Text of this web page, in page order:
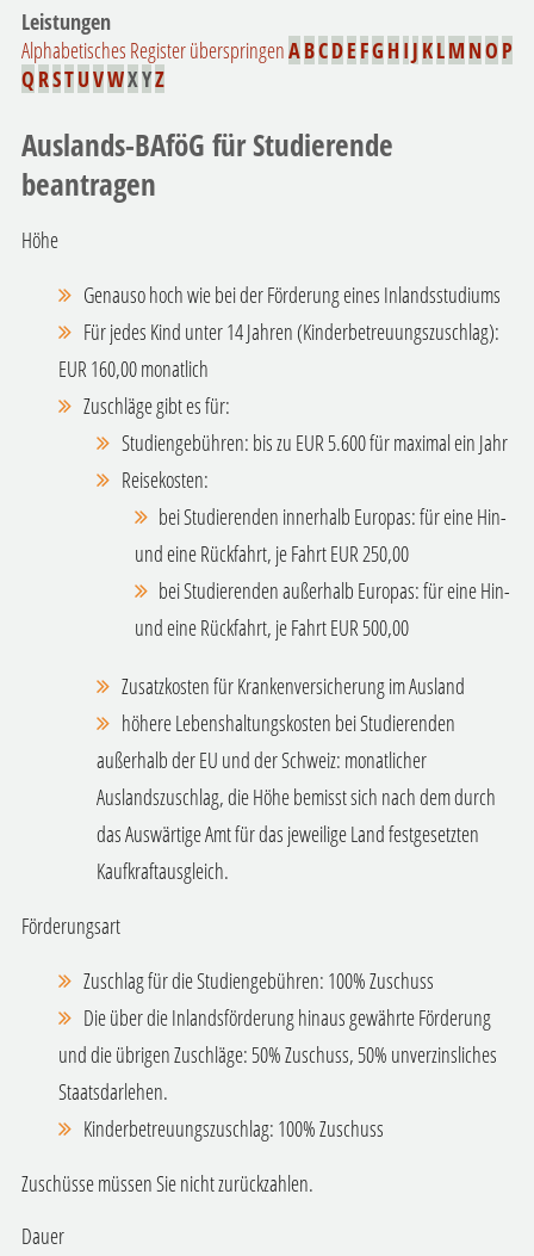
Leistungen
Alphabetisches Register überspringenABCDE FG H I J KLM NO P
Q RSTUVWXYZ
Auslands-BAföG für Studierende
beantragen
Höhe
Genauso hoch wie bei der Förderung eines Inlandsstudiums
Für jedes Kind unter 14 Jahren (Kinderbetreuungszuschlag):
EUR 160,00 monatlich
Zuschläge gibt es für:
Studiengebühren: bis zu EUR 5.600 für maximal ein Jahr
Reisekosten:
bei Studierenden innerhalb Europas: für eine Hin-
und eine Rückfahrt, je Fahrt EUR250,00
bei Studierenden außerhalb Europas: für eine Hin-
und eine Rückfahrt, je Fahrt EUR 500,00
Zusatzkosten für Krankenversicherung im Ausland
höhere Lebenshaltungskosten bei Studierenden
außerhalb der EU und der Schweiz: monatlicher
Auslandszuschlag, die Höhe bemisst sich nach dem durch
das Auswärtige Amt für das jeweilige Land festgesetzten
Kaufkraftausgleich.
Förderungsart
Zuschlag für die Studiengebühren: 100% Zuschuss
Die über die Inlandsförderung hinaus gewährte Förderung
und die übrigen Zuschläge: 50% Zuschuss, 50% unverzinsliches
Staatsdarlehen.
Kinderbetreuungszuschlag: 100% Zuschuss
Zuschüsse müssen Sie nicht zurückzahlen.
Dauer